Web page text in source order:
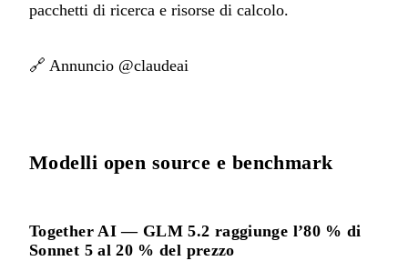
pacchetti di ricerca e risorse di calcolo.
🔗 Annuncio @claudeai
Modelli open source e benchmark
Together AI — GLM 5.2 raggiunge l’80 % di
Sonnet 5 al 20 % del prezzo